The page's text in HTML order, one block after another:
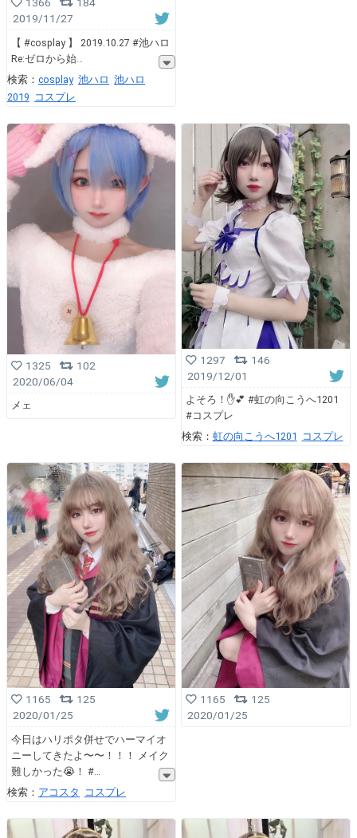
1366
184
2019/11/27
【 #cosplay 】 2019.10.27 #池ハロ
Re:ゼロから始
検索： cosplay 池ハロ 池ハロ
2019 コスプレ
1325
102
2020/06/04
メェ
1297
146
2019/12/01
よそろ！✋💕 #虹の向こうへ1201
#コスプレ
検索： 虹の向こうへ1201 コスプレ
1165
125
2020/01/25
今日はハリポタ併せでハーマイオ
ニーしてきたよ〜〜！！！ メイク
難しかった😭！ #
検索： アコスタ コスプレ
1165
125
2020/01/25